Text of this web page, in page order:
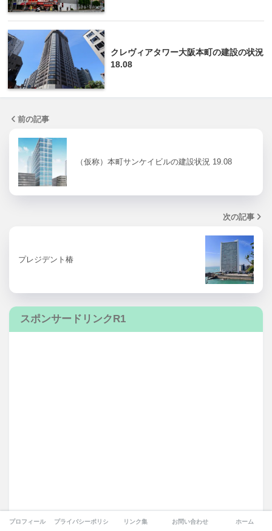
クレヴィアタワー大阪本町の建設の状況
18.08
前の記事
（仮称）本町サンケイビルの建設状況 19.08
次の記事
プレジデント椿
スポンサードリンクR1
プロフィール プライバシーポリシー リンク集 お問い合わせ ホーム